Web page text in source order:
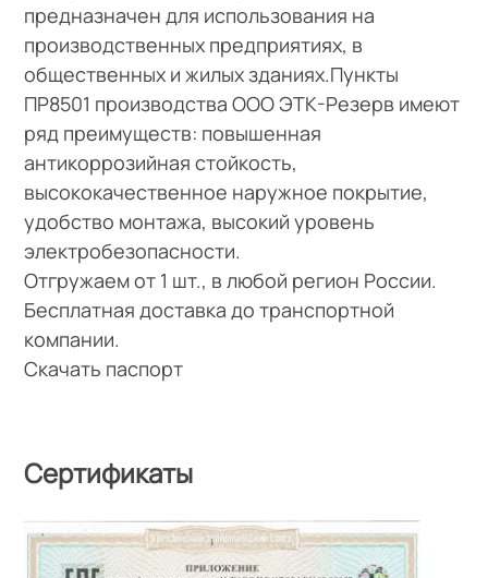
предназначен для использования на
производственных предприятиях, в
общественных и жилых зданиях.Пункты
ПР8501 производства ООО ЭТК-Резерв имеют
ряд преимуществ: повышенная
антикоррозийная стойкость,
высококачественное наружное покрытие,
удобство монтажа, высокий уровень
электробезопасности.
Отгружаем от 1 шт., в любой регион России.
Бесплатная доставка до транспортной
компании.
Скачать паспорт
Сертификаты